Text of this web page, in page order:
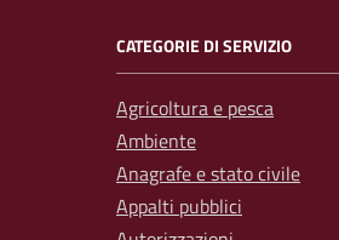
CATEGORIE DI SERVIZIO
Agricoltura e pesca
Ambiente
Anagrafe e stato civile
Appalti pubblici